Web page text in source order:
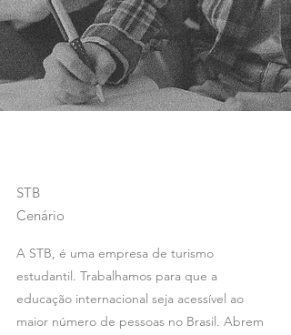
STB
Cenário
A STB, é uma empresa de turismo
estudantil. Trabalhamos para que a
educação internacional seja acessível ao
maior número de pessoas no Brasil. Abrem